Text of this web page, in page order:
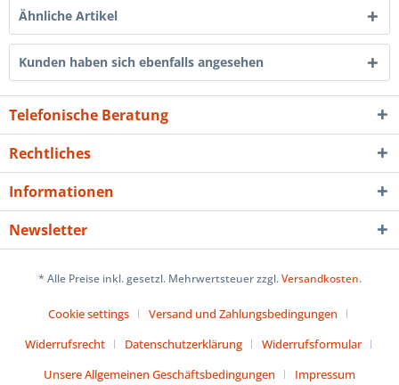
Ähnliche Artikel
Kunden haben sich ebenfalls angesehen
Telefonische Beratung
Rechtliches
Informationen
Newsletter
* Alle Preise inkl. gesetzl. Mehrwertsteuer zzgl.Versandkosten.
Cookie settings
Versand und Zahlungsbedingungen
Widerrufsrecht
Datenschutzerklärung
Widerrufsformular
Unsere Allgemeinen Geschäftsbedingungen
Impressum